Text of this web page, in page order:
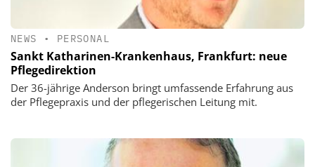
NEWS • PERSONAL
Sankt Katharinen-Krankenhaus, Frankfurt: neue
Pflegedirektion
Der 36-jährige Anderson bringt umfassende Erfahrung aus
der Pflegepraxis und der pflegerischen Leitung mit.